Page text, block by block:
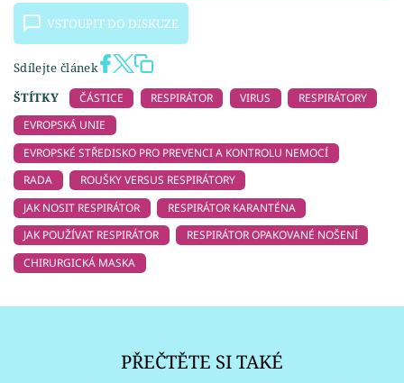
VSTOUPIT DO DISKUZE
Sdílejte článek
ŠTÍTKY
ČÁSTICE RESPIRÁTOR VIRUS
RESPIRÁTORY
EVROPSKÁ UNIE
EVROPSKÉ STŘEDISKO PRO PREVENCI A KONTROLU NEMOCÍ
RADA
ROUŠKY VERSUS RESPIRÁTORY
JAK NOSIT RESPIRÁTOR
RESPIRÁTOR KARANTÉNA
JAK POUŽÍVAT RESPIRÁTOR
RESPIRÁTOR OPAKOVANÉ NOŠENÍ
CHIRURGICKÁ MASKA
PŘEČTĚTE SI TAKÉ